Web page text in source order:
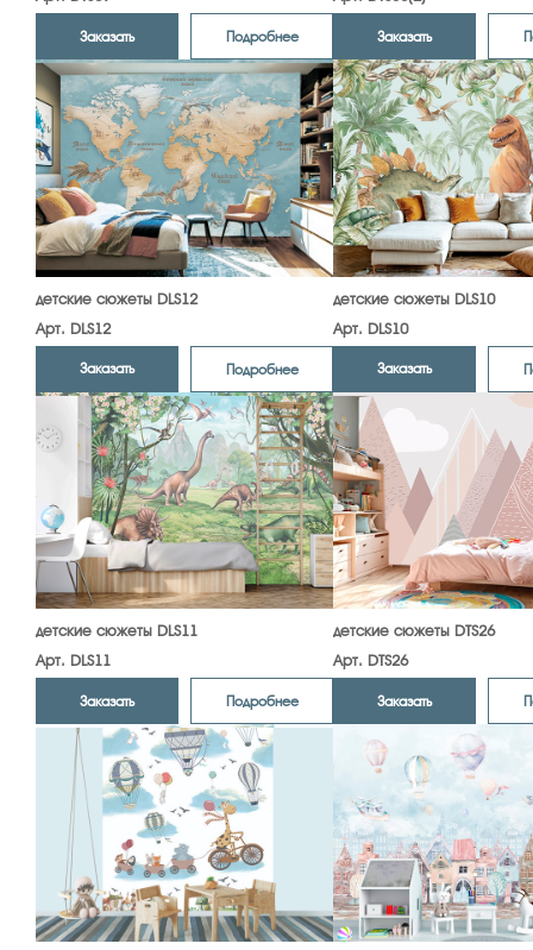
Заказать Подробнее Заказать
детские сюжеты DLS12
Арт. DLS12
Заказать Подробнее
детские сюжеты DLS10
Арт. DLS10
Заказать
детские сюжеты DLS11
Арт. DLS11
Заказать Подробнее
детские сюжеты DTS26
Арт. DTS26
Заказать